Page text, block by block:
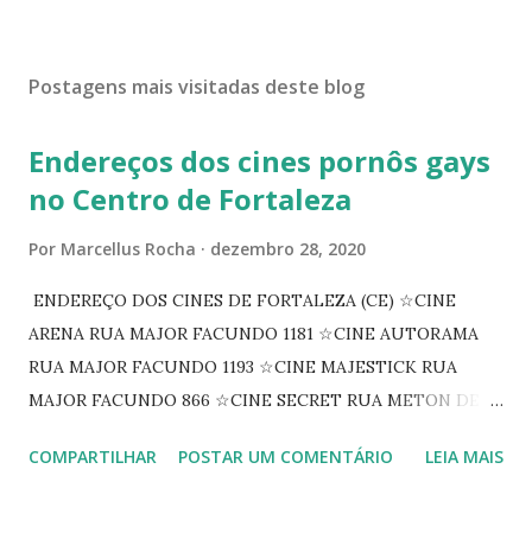
Postagens mais visitadas deste blog
Endereços dos cines pornôs gays
no Centro de Fortaleza
Por Marcellus Rocha dezembro 28, 2020
ENDEREÇO DOS CINES DE FORTALEZA (CE) ☆CINE
ARENA RUA MAJOR FACUNDO 1181 ☆CINE AUTORAMA
RUA MAJOR FACUNDO 1193 ☆CINE MAJESTICK RUA
MAJOR FACUNDO 866 ☆CINE SECRET RUA METON DE
PEIXOTO 1307 ☆CINE IRIS RUA FLORIANO PEIXOTO 1206
COMPARTILHAR POSTAR UM COMENTÁRIO LEIA MAIS